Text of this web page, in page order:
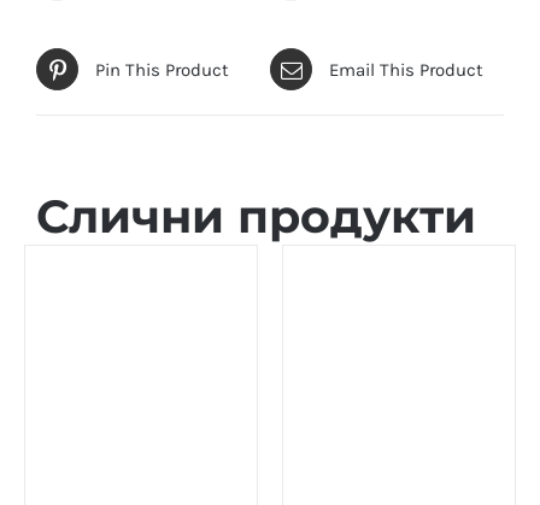
Pin This Product Email This Product
Слични продукти